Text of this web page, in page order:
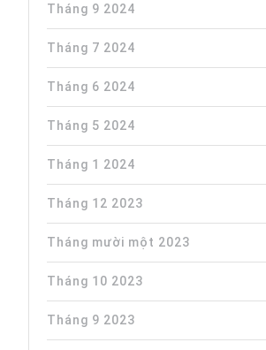
Tháng 9 2024
Tháng 7 2024
Tháng 6 2024
Tháng 5 2024
Tháng 1 2024
Tháng 12 2023
Tháng mười một 2023
Tháng 10 2023
Tháng 9 2023